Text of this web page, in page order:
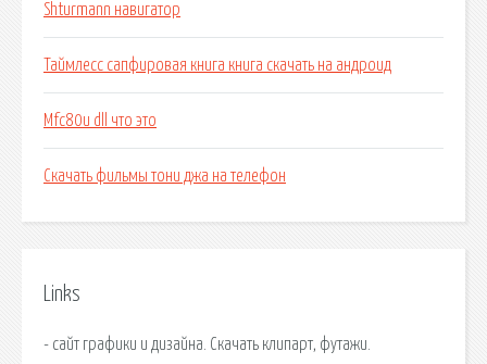
Shturmann навигатор
Таймлесс сапфировая книга книга скачать на андроид
Mfc80u dll что это
Скачать фильмы тони джа на телефон
Links
- сайт графики и дизайна. Скачать клипарт, футажи.